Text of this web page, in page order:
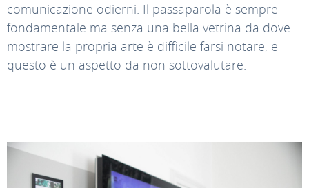
comunicazione odierni. Il passaparola è sempre
fondamentale ma senza una bella vetrina da dove
mostrare la propria arte è difficile farsi notare, e
questo è un aspetto da non sottovalutare.